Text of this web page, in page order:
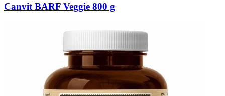
Canvit BARF Veggie 800 g